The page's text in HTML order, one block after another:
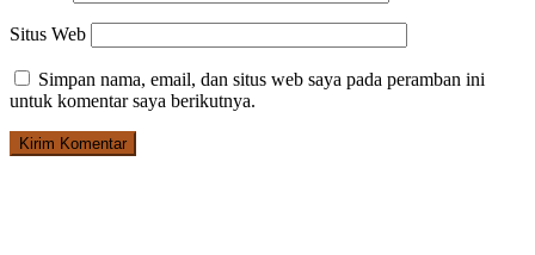
Situs Web
Simpan nama, email, dan situs web saya pada peramban ini
untuk komentar saya berikutnya.